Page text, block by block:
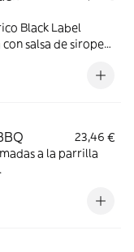
Black Label
salsa de sirope
23,46 €
a la parrilla